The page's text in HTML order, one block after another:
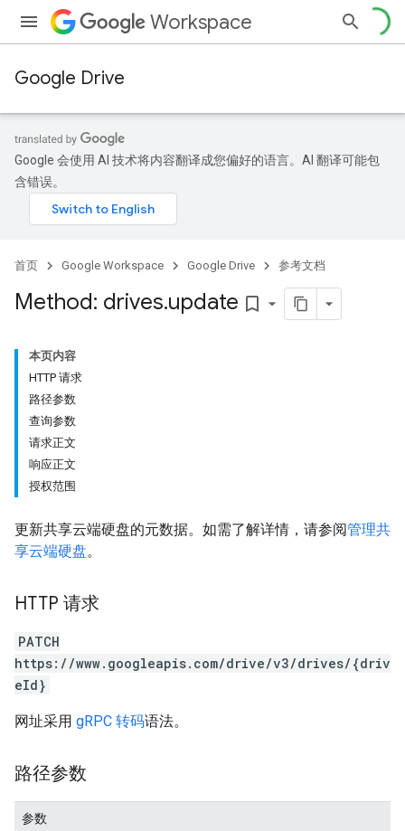
Workspace
Google Drive
Google 会使用 AI 技术将内容翻译成您偏好的语言。AI 翻译可能包
含错误。
首页 Google Workspace Google Drive 参考文档
Method: drives.update bookmark_border
本页内容
HTTP 请求
路径参数
查询参数
请求正文
响应正文
授权范围
更新共享云端硬盘的元数据。如需了解详情，请参阅管理共
享云端硬盘。
HTTP 请求
PATCH
https://www.googleapis.com/drive/v3/drives/{driv
eId}
网址采用 gRPC 转码语法。
路径参数
参数